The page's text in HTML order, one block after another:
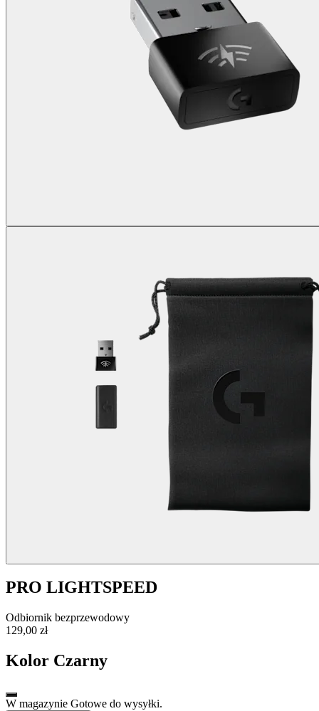
PRO LIGHTSPEED
Odbiornik bezprzewodowy
129,00 zł
Kolor Czarny
W magazynie Gotowe do wysyłki.